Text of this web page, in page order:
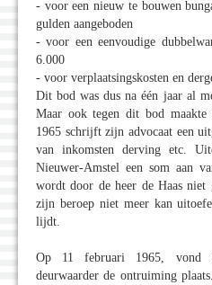
- voor een nieuw te bouwen
gulden aangeboden
- voor een eenvoudige
6.000
- voor verplaatsingskosten en
Dit bod was dus na één jaar al
Maar ook tegen dit bod maakte
1965 schrijft zijn advocaat een
van inkomsten derving etc.
Nieuwer-Amstel een som aan
wordt door de heer de Haas niet
zijn beroep niet meer kan
lijdt.
Op 11 februari 1965, vond
deurwaarder de ontruiming